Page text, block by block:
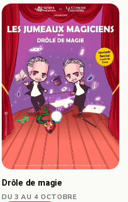
Drôle de magie
DU 3 AU 4 OCTOBRE